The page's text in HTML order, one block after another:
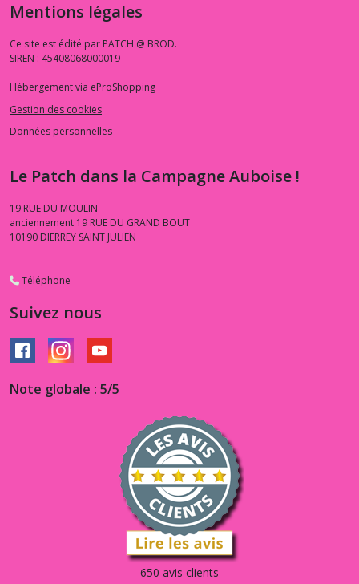
Mentions légales
Ce site est édité par PATCH @ BROD.
SIREN : 45408068000019
Hébergement via eProShopping
Gestion des cookies
Données personnelles
Le Patch dans la Campagne Auboise !
19 RUE DU MOULIN
anciennement 19 RUE DU GRAND BOUT
10190 DIERREY SAINT JULIEN
Téléphone
Suivez nous
Note globale : 5/5
650 avis clients